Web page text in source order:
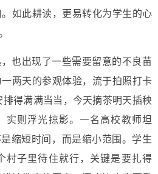
如此耕读，更易转化为学生的心
也出现了一些需要留意的不良苗
两天的参观体验，流于拍照打卡
得满满当当，今天摘茶明天插秧
实则浮光掠影。一名高校教师坦
是缩短时间，而是缩小范围。学生
村子里待住就行，关键是要扎得